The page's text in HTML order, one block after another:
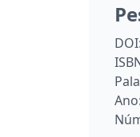
DOI:
Ano: